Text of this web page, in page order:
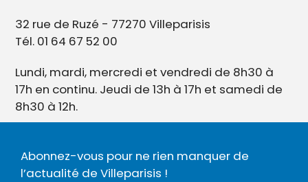
32 rue de Ruzé - 77270 Villeparisis
Tél. 01 64 67 52 00
Lundi, mardi, mercredi et vendredi de 8h30 à
17h en continu. Jeudi de 13h à 17h et samedi de
8h30 à 12h.
Abonnez-vous pour ne rien manquer de
l’actualité de Villeparisis !